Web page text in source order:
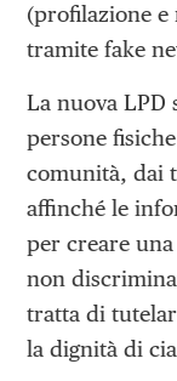
(profilazione e
tramite fake
La nuova LPD
persone
comunità, dai
affinché le
per creare
non
tratta di
la dignità di